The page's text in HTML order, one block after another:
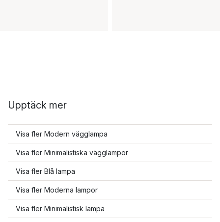
Upptäck mer
Visa fler Modern vägglampa
Visa fler Minimalistiska vägglampor
Visa fler Blå lampa
Visa fler Moderna lampor
Visa fler Minimalistisk lampa